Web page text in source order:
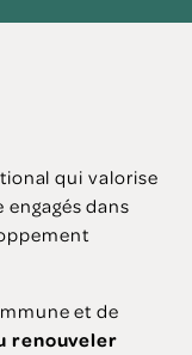
qui valorise
dans
et de
renouveler